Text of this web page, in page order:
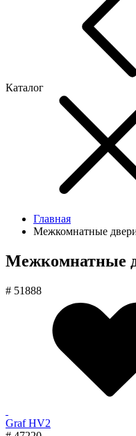
Каталог
Главная
Межкомнатные
Межкомнатные
# 51888
Graf HV2